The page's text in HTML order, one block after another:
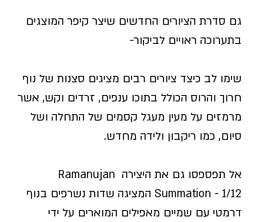
גם סדרת הציורים החדשים שיצר קיפר המוצגים
בתערוכה ראויים לביקור-
שימו לב כיצד ציורים רבים מציגים סצנות של נוף
חרוך והרוס הכולל בתוכו ענפים, זרדים וקש, אשר
מרמזים על מעין מעגל קסמים של התחלה ושל
סיום, כמו ריקבון ולידה מחדש.
אל תפספסו גם את היצירה Ramanujan
Summation − 1/12 המציגה שדות נשרפים בנוף
דרמטי עם שמיים מאפילים המוארים על ידי